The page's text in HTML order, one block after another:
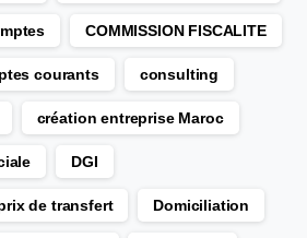
COMMISSION FISCALITE
courants consulting
création entreprise Maroc
DGI
de transfert Domiciliation